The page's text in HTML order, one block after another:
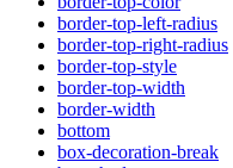
border-top-left-radius
border-top-right-radius
border-top-style
border-top-width
border-width
bottom
box-decoration-break